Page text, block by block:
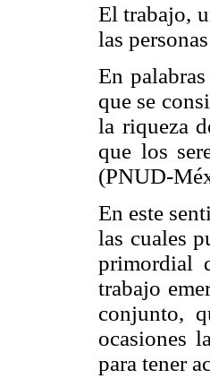
El trabajo,
las personas
En
que se
la riqueza
que los
(PNUD-
En este
las cuales
primordial
trabajo
conjunto,
ocasiones
para tener